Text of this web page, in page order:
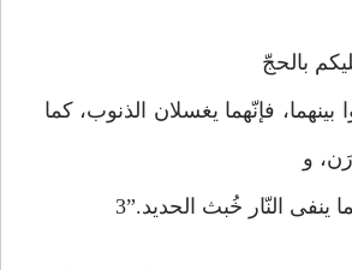
بالحجّ
بينهما، فإنّهما يغسلان الذنوب، كما
و
ينفى النّار خُبث الحديد.”3